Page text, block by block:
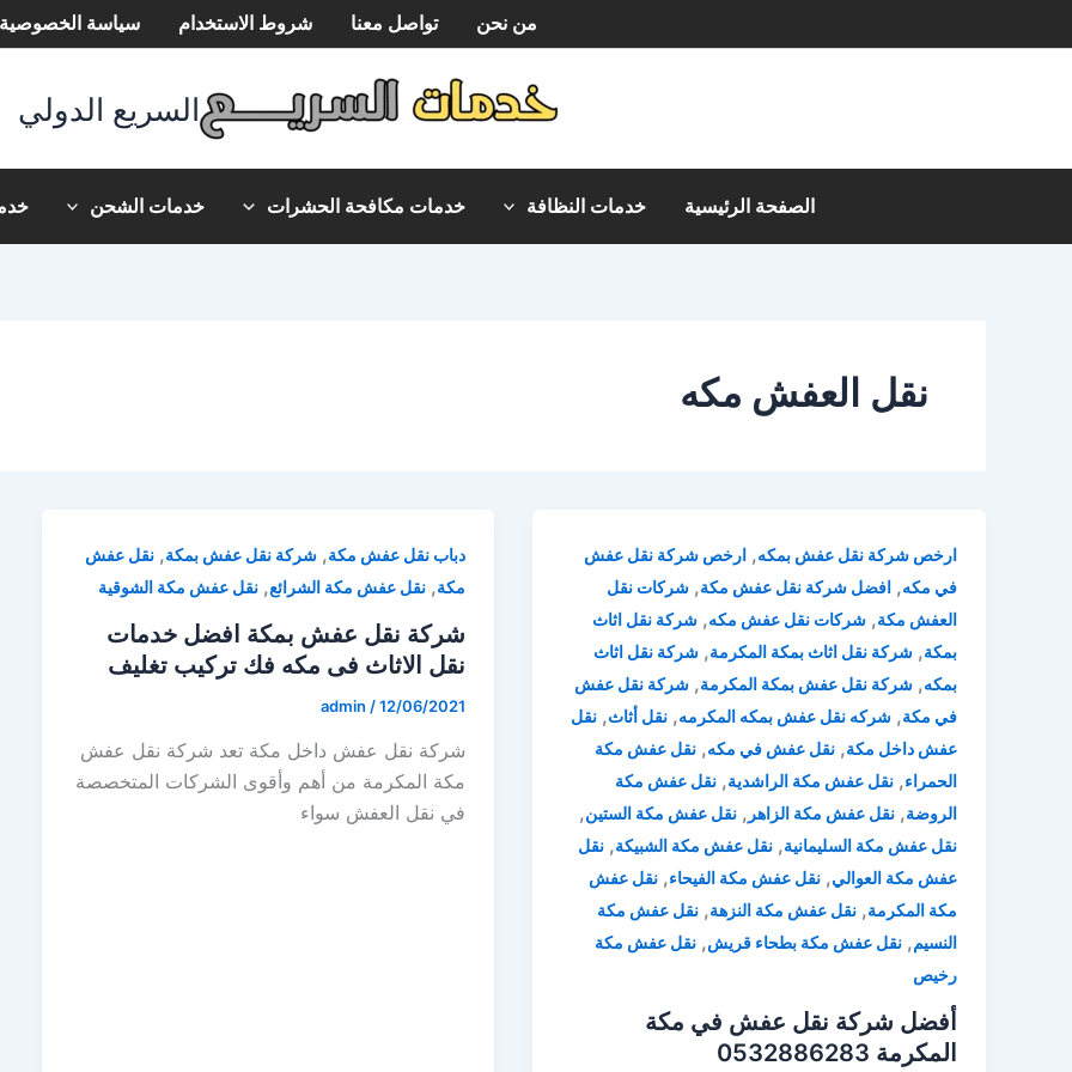
إلى
من نحن تواصل معنا شروط الاستخدام سياسة الخصوصية
السريع الدولي
الصفحة الرئيسية خدمات النظافة خدمات مكافحة الحشرات خدمات الشحن
نقل العفش مكه
ارخص شركة نقل عفش بمكه, ارخص شركة نقل عفش
في مكه, افضل شركة نقل عفش مكة, شركات نقل
العفش مكة, شركات نقل عفش مكه, شركة نقل اثاث
بمكة, شركة نقل اثاث بمكة المكرمة, شركة نقل اثاث
بمكه, شركة نقل عفش بمكة المكرمة, شركة نقل عفش
في مكة, شركه نقل عفش بمكه المكرمه, نقل أثاث, نقل
عفش داخل مكة, نقل عفش في مكه, نقل عفش مكة
الحمراء, نقل عفش مكة الراشدية, نقل عفش مكة
الروضة, نقل عفش مكة الزاهر , نقل عفش مكة الستين,
نقل عفش مكة السليمانية, نقل عفش مكة الشبيكة, نقل
عفش مكة العوالي, نقل عفش مكة الفيحاء, نقل عفش
مكة المكرمة, نقل عفش مكة النزهة, نقل عفش مكة
النسيم, نقل عفش مكة بطحاء قريش, نقل عفش مكة
رخيص
أفضل شركة نقل عفش في مكة
المكرمة 0532886283
دباب نقل عفش مكة, شركة نقل عفش بمكة, نقل عفش
مكة, نقل عفش مكة الشرائع, نقل عفش مكة الشوقية
شركة نقل عفش بمكة افضل خدمات
نقل الاثاث فى مكه فك تركيب تغليف
admin /12/06/2021
شركة نقل عفش داخل مكة تعد شركة نقل عفش
مكة المكرمة من أهم وأقوى الشركات المتخصصة
في نقل العفش سواء